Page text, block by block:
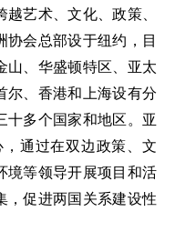
艺术、文化、政策、
会总部设于纽约，目
山、华盛顿特区、亚太
尔、香港和上海设有分
十多个国家和地区。亚
通过在双边政策、文
境等领导开展项目和活
，促进两国关系建设性